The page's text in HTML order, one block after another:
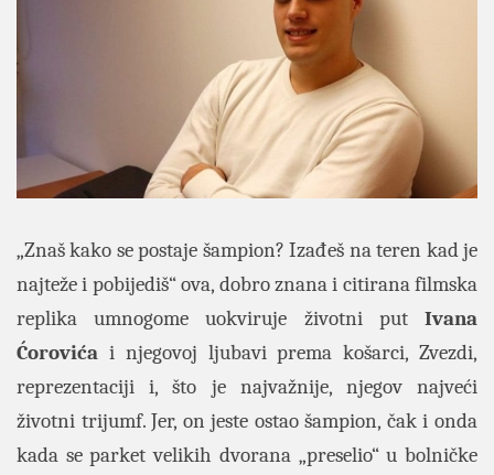
„Znaš kako se postaje šampion? Izađeš na teren kad je
najteže i pobijediš“ ova, dobro znana i citirana filmska
replika umnogome uokviruje životni put Ivana
Ćorovića i njegovoj ljubavi prema košarci, Zvezdi,
reprezentaciji i, što je najvažnije, njegov najveći
životni trijumf. Jer, on jeste ostao šampion, čak i onda
kada se parket velikih dvorana „preselio“ u bolničke